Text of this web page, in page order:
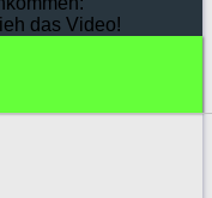
das Video!